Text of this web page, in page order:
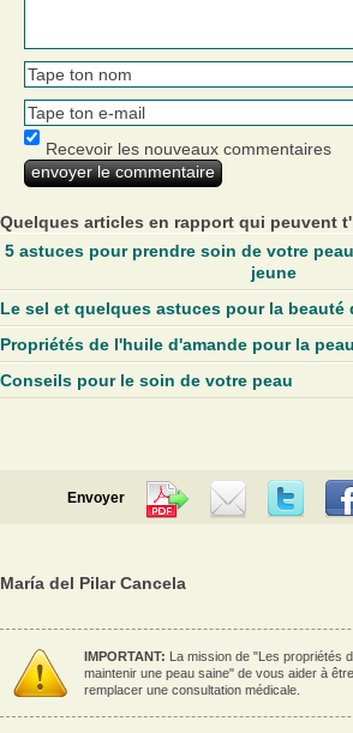
Recevoir les nouveaux commentaires
Quelques articles en rapport qui peuvent
5 astuces pour prendre soin de votre
jeune
Le sel et quelques astuces pour la beauté
Propriétés de l'huile d'amande pour la peau
Conseils pour le soin de votre peau
Envoyer
María del Pilar Cancela
IMPORTANT: La mission de "Les propriétés
maintenir une peau saine" de vous aider à
remplacer une consultation médicale.